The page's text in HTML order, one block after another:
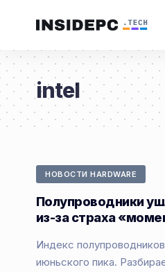
intel
НОВОСТИ HARDWARE
Полупроводники
из-за страха
Индекс
июньского пика.